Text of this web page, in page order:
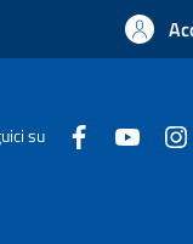
su